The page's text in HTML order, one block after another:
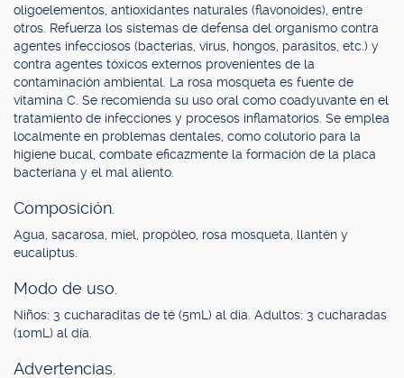
oligoelementos, antioxidantes naturales (flavonoides), entre
otros. Refuerza los sistemas de defensa del organismo contra
agentes infecciosos (bacterias, virus, hongos, parásitos, etc.) y
contra agentes tóxicos externos provenientes de la
contaminación ambiental. La rosa mosqueta es fuente de
vitamina C. Se recomienda su uso oral como coadyuvante en el
tratamiento de infecciones y procesos inflamatorios. Se emplea
localmente en problemas dentales, como colutorio para la
higiene bucal, combate eficazmente la formación de la placa
bacteriana y el mal aliento.
Composición.
Agua, sacarosa, miel, propóleo, rosa mosqueta, llantén y
eucaliptus.
Modo de uso.
Niños: 3 cucharaditas de té (5mL) al día. Adultos: 3 cucharadas
(10mL) al día.
Advertencias.